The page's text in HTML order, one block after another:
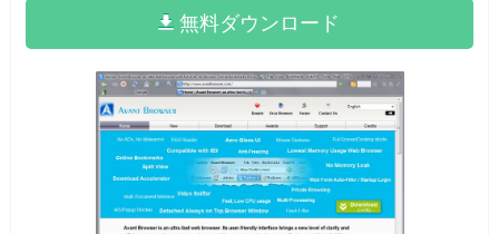
無料ダウンロード